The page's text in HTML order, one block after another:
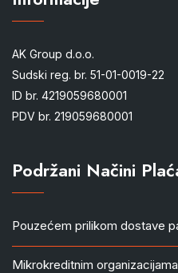
AK Group d.o.o.
Sudski reg. br. 51-01-0019-22
ID br. 4219059680001
PDV br. 219059680001
Podržani Načini
Pouzećem prilikom dostave
Mikrokreditnim organizacijama